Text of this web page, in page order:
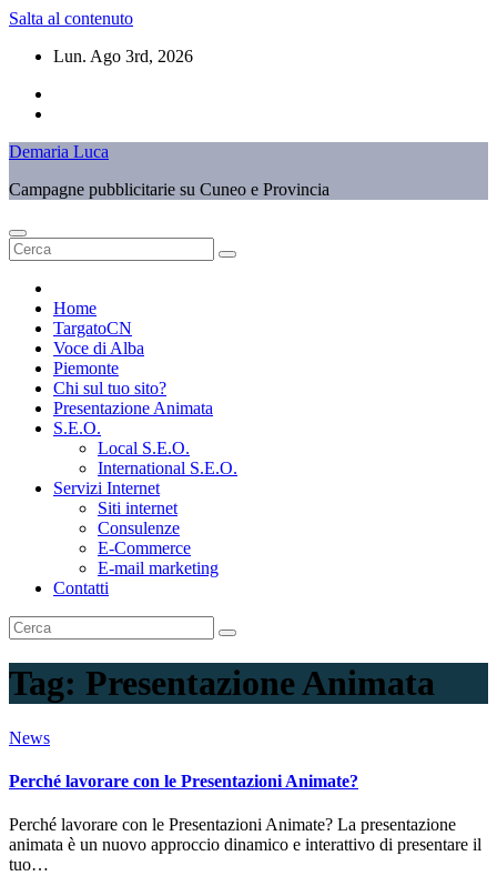
Salta al contenuto
Lun. Ago 3rd, 2026
Demaria Luca
Campagne pubblicitarie su Cuneo e Provincia
Home
TargatoCN
Voce di Alba
Piemonte
Chi sul tuo sito?
Presentazione Animata
S.E.O.
Local S.E.O.
International S.E.O.
Servizi Internet
Siti internet
Consulenze
E-Commerce
E-mail marketing
Contatti
Tag: Presentazione Animata
News
Perché lavorare con le Presentazioni Animate?
Perché lavorare con le Presentazioni Animate? La presentazione
animata è un nuovo approccio dinamico e interattivo di presentare il
tuo…